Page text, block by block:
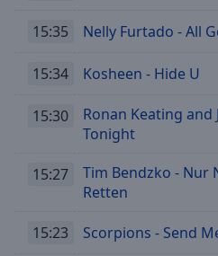
Rate
Chapters
Descriptions
off,
15:35 Nelly Furtado - All
15:34 Kosheen - Hide U
15:30
Ronan Keating and
Tonight
15:27
Tim Bendzko - Nur
Retten
15:23 Scorpions - Send